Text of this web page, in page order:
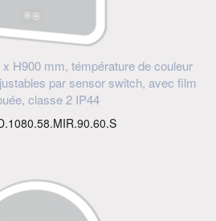
H900 mm, témpérature de couleur
par sensor switch, avec film
classe 2 IP44